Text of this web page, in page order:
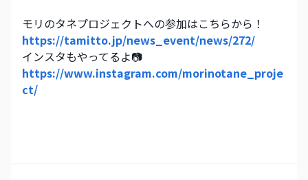
モリのタネプロジェクトへの参加はこちらから！
https://tamitto.jp/news_event/news/272/
インスタもやってるよ📷
https://www.instagram.com/morinotane_proje
ct/